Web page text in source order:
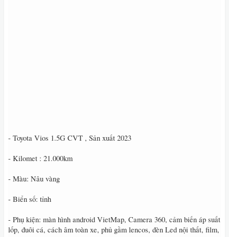
- Toyota Vios 1.5G CVT , Sản xuất 2023
- Kilomet : 21.000km
- Màu: Nâu vàng
- Biển số: tỉnh
- Phụ kiện: màn hình android VietMap, Camera 360, cảm biến áp suất
lốp, đuôi cá, cách âm toàn xe, phủ gầm lencos, đèn Led nội thất, film,